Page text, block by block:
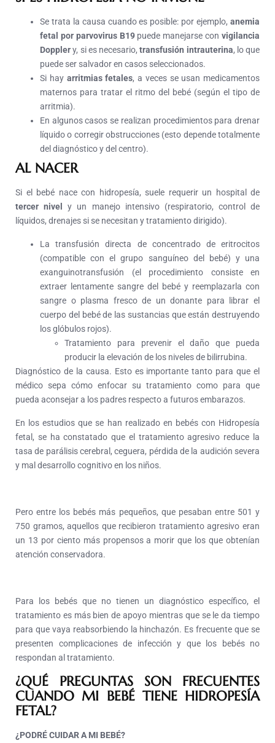
Se trata la causa cuando es posible: por ejemplo, anemia
fetal por parvovirus B19puede manejarse convigilancia
Dopplery, si es necesario,transfusión intrauterina, lo que
puede ser salvador en casos seleccionados.
Si hay arritmias fetales, a veces se usan medicamentos
maternos para tratar el ritmo del bebé (según el tipo de
arritmia).
En algunos casos se realizan procedimientos para drenar
líquido o corregir obstrucciones (esto depende totalmente
del diagnóstico y del centro).
AL NACER
Si el bebé nace con hidropesía, suele requerir un hospital de
tercer nivel
y un manejo intensivo (respiratorio, control de
líquidos, drenajes si se necesitan y tratamiento dirigido).
La transfusión directa de concentrado de eritrocitos
(compatible con el grupo sanguíneo del bebé) y una
exanguinotransfusión (el procedimiento consiste en
extraer lentamente sangre del bebé y reemplazarla con
sangre o plasma fresco de un donante para librar el
cuerpo del bebé de las sustancias que están destruyendo
los glóbulos rojos).
Tratamiento para prevenir el daño que pueda
producir la elevación de los niveles de bilirrubina.
Diagnóstico de la causa. Esto es importante tanto para que el
médico sepa cómo enfocar su tratamiento como para que
pueda aconsejar a los padres respecto a futuros embarazos.
En los estudios que se han realizado en bebés con Hidropesía
fetal, se ha constatado que el tratamiento agresivo reduce la
tasa de parálisis cerebral, ceguera, pérdida de la audición severa
y mal desarrollo cognitivo en los niños.
Pero entre los bebés más pequeños, que pesaban entre 501 y
750 gramos, aquellos que recibieron tratamiento agresivo eran
un 13 por ciento más propensos a morir que los que obtenían
atención conservadora.
Para los bebés que no tienen un diagnóstico específico, el
tratamiento es más bien de apoyo mientras que se le da tiempo
para que vaya reabsorbiendo la hinchazón. Es frecuente que se
presenten complicaciones de infección y que los bebés no
respondan al tratamiento.
¿QUÉ PREGUNTAS SON FRECUENTES
CUANDO MI BEBÉ TIENE HIDROPESÍA
FETAL?
¿PODRÉ CUIDAR A MI BEBÉ?